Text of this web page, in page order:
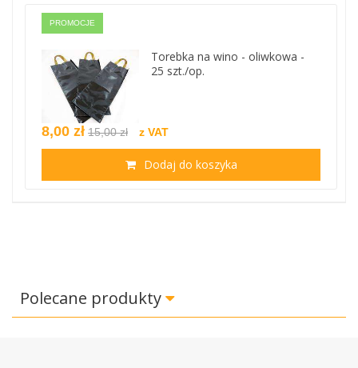
PROMOCJE
Torebka na wino - oliwkowa -
25 szt./op.
8,00 zł 15,00 zł z VAT
Dodaj do koszyka
Polecane produkty